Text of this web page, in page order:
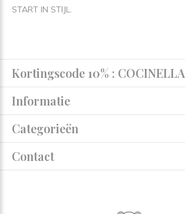
START IN STIJL.
Kortingscode 10% : COCINELLA
Informatie
Categorieën
Contact